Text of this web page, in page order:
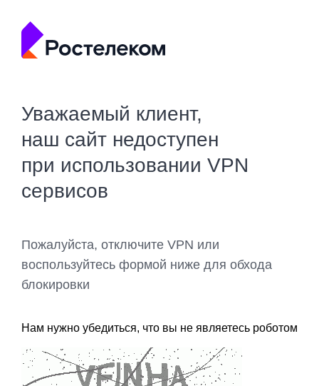
Уважаемый клиент,
наш сайт недоступен
при использовании VPN
сервисов
Пожалуйста, отключите VPN или
воспользуйтесь формой ниже для обхода
блокировки
Нам нужно убедиться, что вы не являетесь роботом